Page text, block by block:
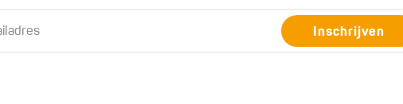
Inschrijven